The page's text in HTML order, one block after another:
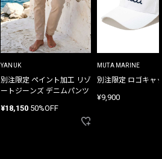
YANUK
別注限定 ペイント加工 リゾ
ートジーンズ デニムパンツ
¥18,150 50%OFF
MUTA MARINE
別注限定 ロゴキャ
¥9,900